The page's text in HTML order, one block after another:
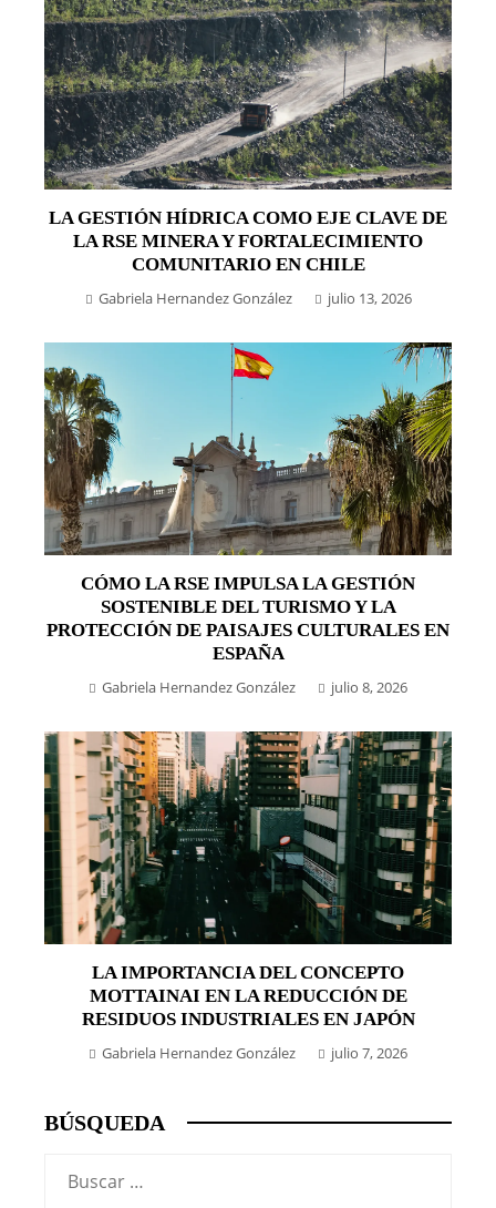
LA GESTIÓN HÍDRICA COMO EJE CLAVE DE
LA RSE MINERA Y FORTALECIMIENTO
COMUNITARIO EN CHILE
Gabriela Hernandez González julio 13, 2026
CÓMO LA RSE IMPULSA LA GESTIÓN
SOSTENIBLE DEL TURISMO Y LA
PROTECCIÓN DE PAISAJES CULTURALES EN
ESPAÑA
Gabriela Hernandez González julio 8, 2026
LA IMPORTANCIA DEL CONCEPTO
MOTTAINAI EN LA REDUCCIÓN DE
RESIDUOS INDUSTRIALES EN JAPÓN
Gabriela Hernandez González julio 7, 2026
BÚSQUEDA